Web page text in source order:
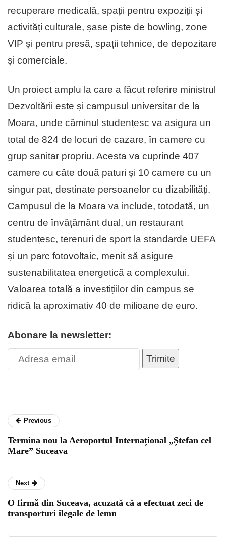
recuperare medicală, spații pentru expoziții și
activități culturale, șase piste de bowling, zone
VIP și pentru presă, spații tehnice, de depozitare
și comerciale.
Un proiect amplu la care a făcut referire ministrul
Dezvoltării este și campusul universitar de la
Moara, unde căminul studențesc va asigura un
total de 824 de locuri de cazare, în camere cu
grup sanitar propriu. Acesta va cuprinde 407
camere cu câte două paturi și 10 camere cu un
singur pat, destinate persoanelor cu dizabilități.
Campusul de la Moara va include, totodată, un
centru de învățământ dual, un restaurant
studențesc, terenuri de sport la standarde UEFA
și un parc fotovoltaic, menit să asigure
sustenabilitatea energetică a complexului.
Valoarea totală a investițiilor din campus se
ridică la aproximativ 40 de milioane de euro.
Abonare la newsletter:
Trimite
Previous
Termina nou la Aeroportul Internațional „Ștefan cel
Mare” Suceava
Next
O firmă din Suceava, acuzată că a efectuat zeci de
transporturi ilegale de lemn